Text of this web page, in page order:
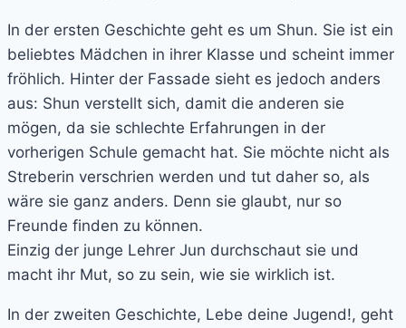
In der ersten Geschichte geht es um Shun. Sie ist ein
beliebtes Mädchen in ihrer Klasse und scheint immer
fröhlich. Hinter der Fassade sieht es jedoch anders
aus: Shun verstellt sich, damit die anderen sie
mögen, da sie schlechte Erfahrungen in der
vorherigen Schule gemacht hat. Sie möchte nicht als
Streberin verschrien werden und tut daher so, als
wäre sie ganz anders. Denn sie glaubt, nur so
Freunde finden zu können.
Einzig der junge Lehrer Jun durchschaut sie und
macht ihr Mut, so zu sein, wie sie wirklich ist.
In der zweiten Geschichte, Lebe deine Jugend!, geht